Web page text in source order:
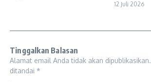
12 Juli 2026
Tinggalkan Balasan
Alamat email Anda tidak akan dipublikasikan.
ditandai *